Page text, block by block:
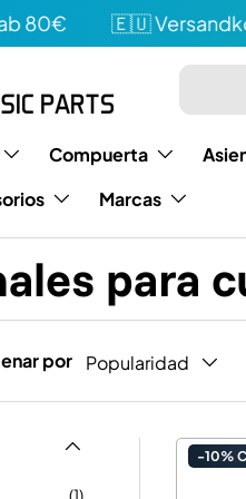
🇪🇺
Buscar en
Tipo
Compuerta
Marcas
para
por Popularidad
(1)
-10%